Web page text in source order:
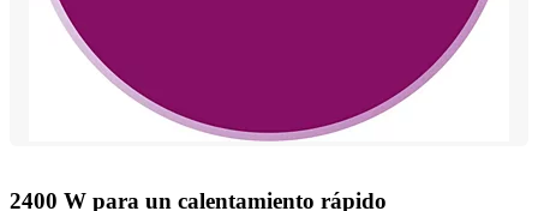
2400 W para un calentamiento rápido